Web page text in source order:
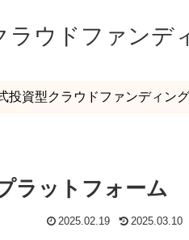
ラウドファンデ
投資型クラウドファンディング
ラットフォーム
2025.02.19 2025.03.10